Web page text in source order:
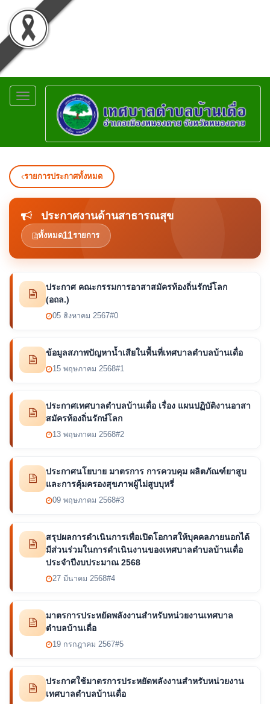
Toggle
navigation
รายการประกาศทั้งหมด
ประกาศงานด้านสาธารณสุข
ทั้งหมด11รายการ
ประกาศ คณะกรรมการอาสาสมัครท้องถิ่นรักษ์โลก
(อถล.)
05 สิงหาคม 2567#0
ข้อมูลสภาพปัญหาน้ำเสียในพื้นที่เทศบาลตำบลบ้านเดื่อ
15 พฤษภาคม 2568#1
ประกาศเทศบาลตำบลบ้านเดื่อ เรื่อง แผนปฏิบัติงานอาสา
สมัครท้องถิ่นรักษ์โลก
13 พฤษภาคม 2568#2
ประกาศนโยบาย มาตรการ การควบคุม ผลิตภัณฑ์ยาสูบ
และการคุ้มครองสุขภาพผู้ไม่สูบบุหรี่
09 พฤษภาคม 2568#3
สรุปผลการดำเนินการเพื่อเปิดโอกาสให้บุคคลภายนอกได้
มีส่วนร่วมในการดำเนินงานของเทศบาลตำบลบ้านเดื่อ
ประจำปีงบประมาณ 2568
27 มีนาคม 2568#4
มาตรการประหยัดพลังงานสำหรับหน่วยงานเทศบาล
ตำบลบ้านเดื่อ
19 กรกฎาคม 2567#5
ประกาศใช้มาตรการประหยัดพลังงานสำหรับหน่วยงาน
เทศบาลตำบลบ้านเดื่อ